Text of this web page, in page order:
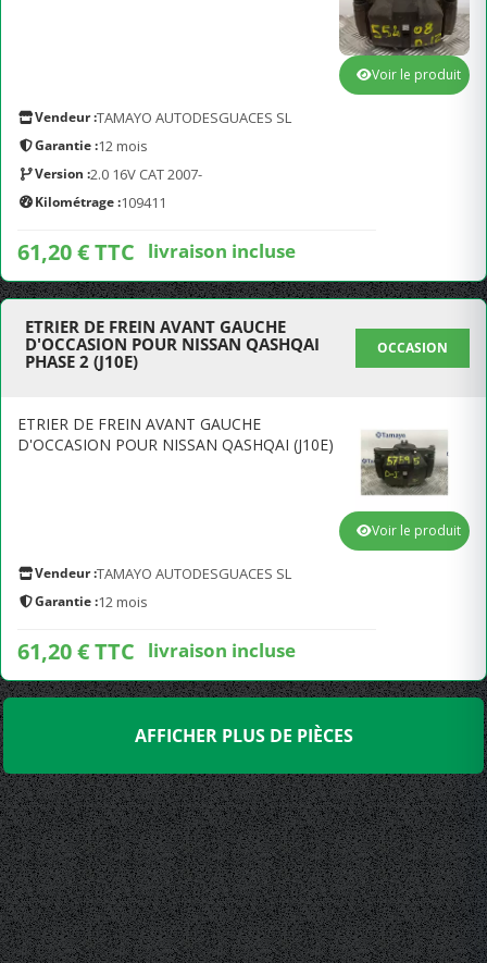
Vendeur :TAMAYO AUTODESGUACES SL
Garantie :12 mois
Version :2.0 16V CAT 2007-
Kilométrage :109411
61,20 € TTC livraison incluse
Voir le produit
ETRIER DE FREIN AVANT GAUCHE
D'OCCASION POUR NISSAN QASHQAI
PHASE 2 (J10E)
OCCASION
ETRIER DE FREIN AVANT GAUCHE
D'OCCASION POUR NISSAN QASHQAI (J10E)
Vendeur :TAMAYO AUTODESGUACES SL
Garantie :12 mois
61,20 € TTC livraison incluse
Voir le produit
AFFICHER PLUS DE PIÈCES